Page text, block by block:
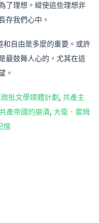
了理想。縱使這些理想非
存我們心中。
自由是多麼的重要。或許
最鼓舞人心的，尤其在這
。
批文學媒體計劃, 共產主
產帝國的崩潰, 大衛．雷姆
憶